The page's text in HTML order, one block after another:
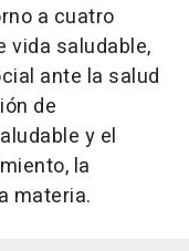
a cuatro
vida saludable,
ante la salud
de
y el
la
materia.